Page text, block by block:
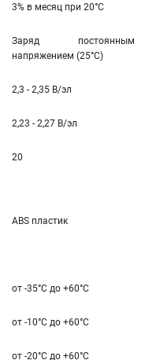
3% в месяц при 20°С
Заряд постоянным
напряжением (25°С)
2,3 - 2,35 В/эл
2,23 - 2,27 В/эл
20
ABS пластик
от -35°C до +60°C
от -10°C до +60°C
от -20°C до +60°C